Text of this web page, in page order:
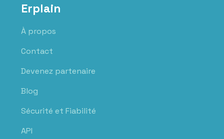
Erplain
À propos
Contact
Devenez partenaire
Blog
Sécurité et Fiabilité
API